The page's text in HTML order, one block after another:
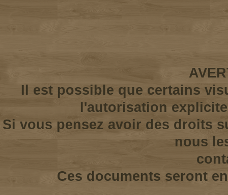
Il est possible que certains
l'autorisation
Si vous pensez avoir des droits
nous
Ces documents seront